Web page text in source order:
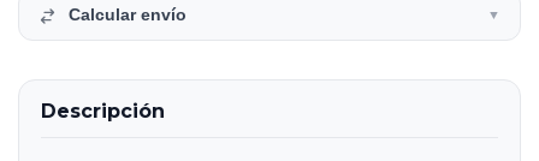
Calcular envío ▼
Descripción